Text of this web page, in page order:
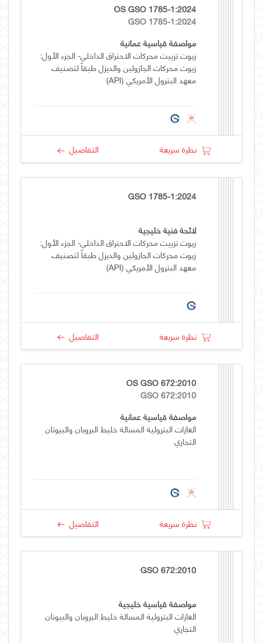
OS GSO 1785-1:2024
GSO 1785-1:2024
مواصفة قياسية عمانية
زيوت تزييت محركات الاحتراق الداخلي- الجزء الأول:
زيوت محركات الجازولين والديزل طبقاً لتصنيف
معهد البترول الأمريكي (API)
نظرة سريعة التفاصيل
GSO 1785-1:2024
لائحة فنية خليجية
زيوت تزييت محركات الاحتراق الداخلي- الجزء الأول:
زيوت محركات الجازولين والديزل طبقاً لتصنيف
معهد البترول الأمريكي (API)
نظرة سريعة التفاصيل
OS GSO 672:2010
GSO 672:2010
مواصفة قياسية عمانية
الغازات البترولية المسالة خليط البروبان والبيوتان
التجاري
نظرة سريعة التفاصيل
GSO 672:2010
مواصفة قياسية خليجية
الغازات البترولية المسالة خليط البروبان والبيوتان
التجاري